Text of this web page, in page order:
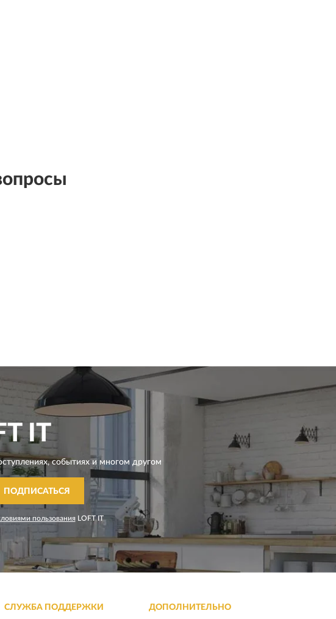
IT
событиях и многом другом
ПОДПИСАТЬСЯ
пользования LOFT IT
СЛУЖБА ПОДДЕРЖКИ ДОПОЛНИТЕЛЬНО